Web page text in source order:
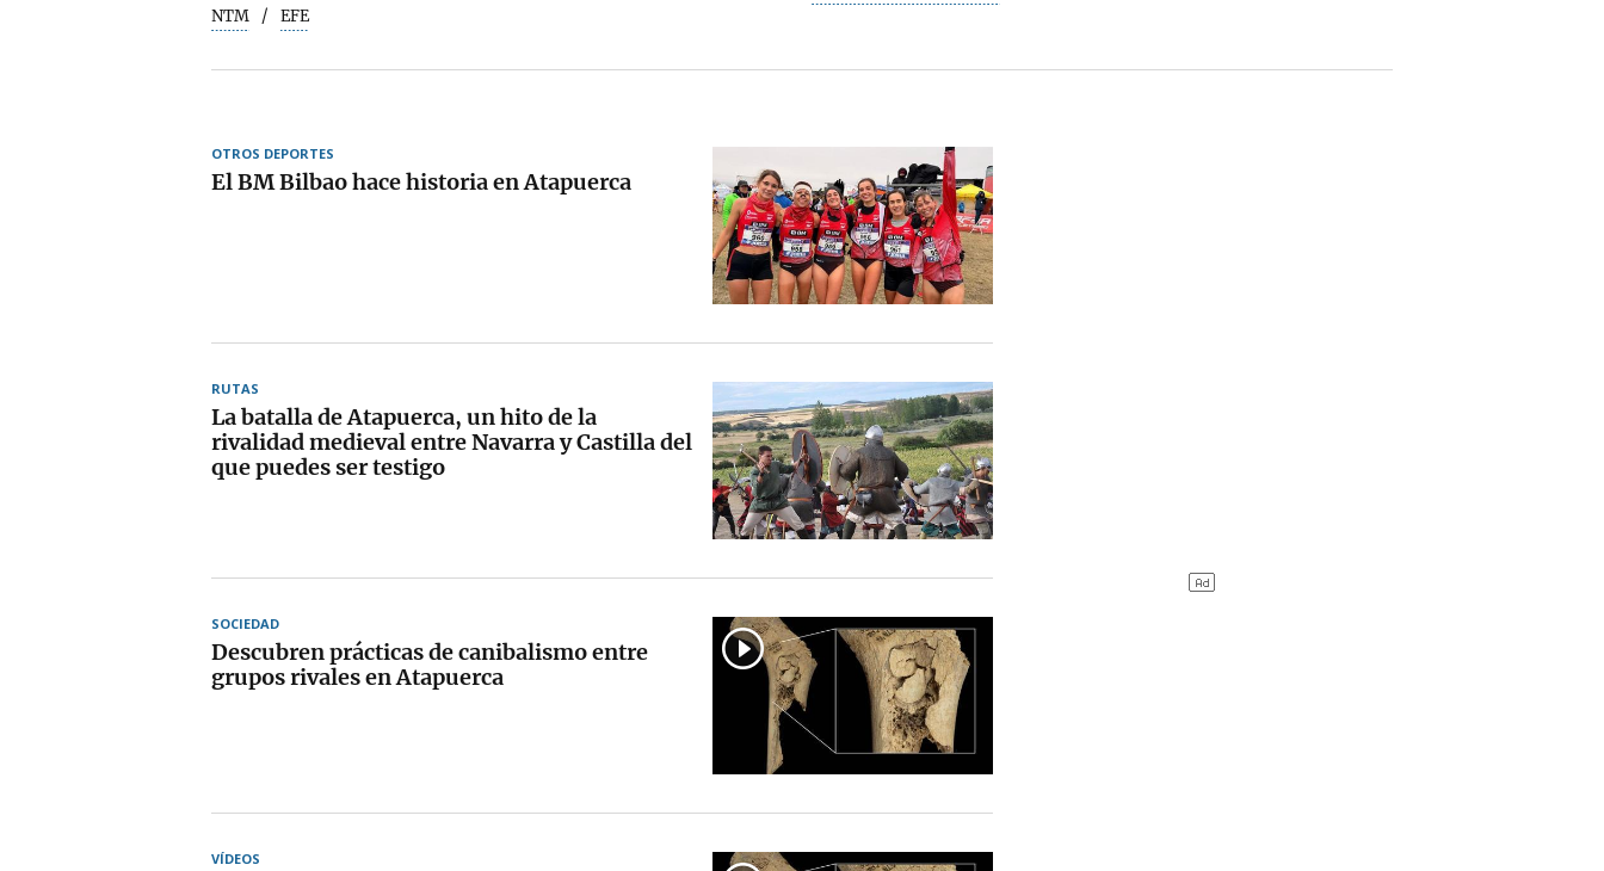
NTM EFE
OTROS DEPORTES
El BM Bilbao hace historia en Atapuerca
RUTAS
La batalla de Atapuerca, un hito de la
rivalidad medieval entre Navarra y Castilla del
que puedes ser testigo
SOCIEDAD
Descubren prácticas de canibalismo entre
grupos rivales en Atapuerca
VÍDEOS